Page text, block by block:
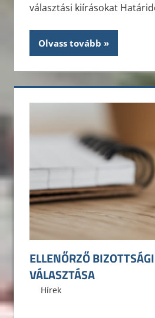
választási kiírásokat
Olvass tovább
ELLENŐRZŐ
VÁLASZTÁSA
2025. szeptember 9.
ELTE ÁJK HÖK
Hírek